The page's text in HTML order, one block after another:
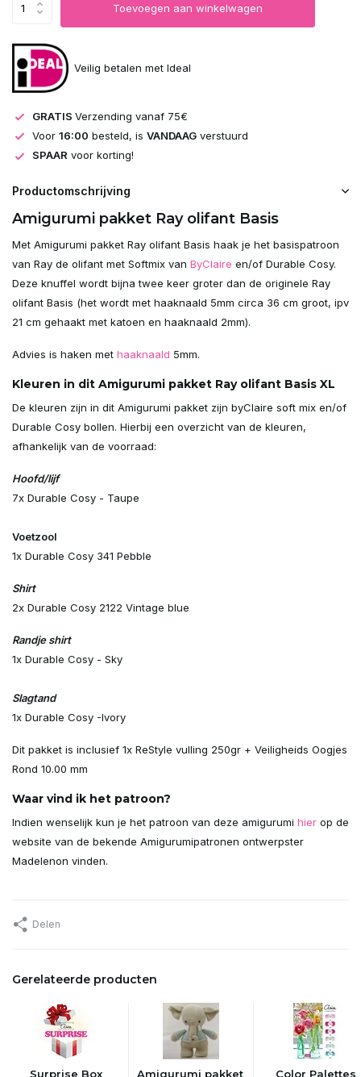
Toevoegen aan winkelwagen
Veilig betalen met Ideal
GRATIS Verzending vanaf 75€
Voor 16:00 besteld, is VANDAAG verstuurd
SPAAR voor korting!
Productomschrijving
Amigurumi pakket Ray olifant Basis
Met Amigurumi pakket Ray olifant Basis haak je het basispatroon
van Ray de olifant met Softmix van ByClaire en/of Durable Cosy.
Deze knuffel wordt bijna twee keer groter dan de originele Ray
olifant Basis (het wordt met haaknaald 5mm circa 36 cm groot, ipv
21 cm gehaakt met katoen en haaknaald 2mm).
Advies is haken met haaknaald 5mm.
Kleuren in dit Amigurumi pakket Ray olifant Basis XL
De kleuren zijn in dit Amigurumi pakket zijn byClaire soft mix en/of
Durable Cosy bollen. Hierbij een overzicht van de kleuren,
afhankelijk van de voorraad:
Hoofd/lijf
7x Durable Cosy - Taupe
Voetzool
1x Durable Cosy 341 Pebble
Shirt
2x Durable Cosy 2122 Vintage blue
Randje shirt
1x Durable Cosy - Sky
Slagtand
1x Durable Cosy -Ivory
Dit pakket is inclusief 1x ReStyle vulling 250gr + Veiligheids Oogjes
Rond 10.00 mm
Waar vind ik het patroon?
Indien wenselijk kun je het patroon van deze amigurumi hier op de
website van de bekende Amigurumipatronen ontwerpster
Madelenon vinden.
Delen
Gerelateerde producten
Surprise Box Amigurumi pakket Color Palettes